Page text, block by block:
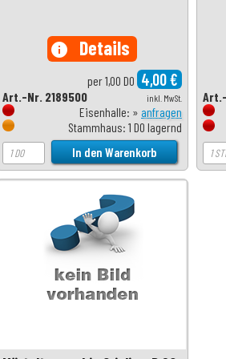
info Details
per 1,00 DO 4,00 €
inkl. MwSt.
Art.-Nr. 2189500
Eisenhalle: » anfragen
Stammhaus: 1 DO lagernd